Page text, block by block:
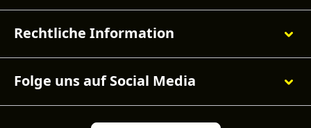
Rechtliche Information
Folge uns auf Social Media